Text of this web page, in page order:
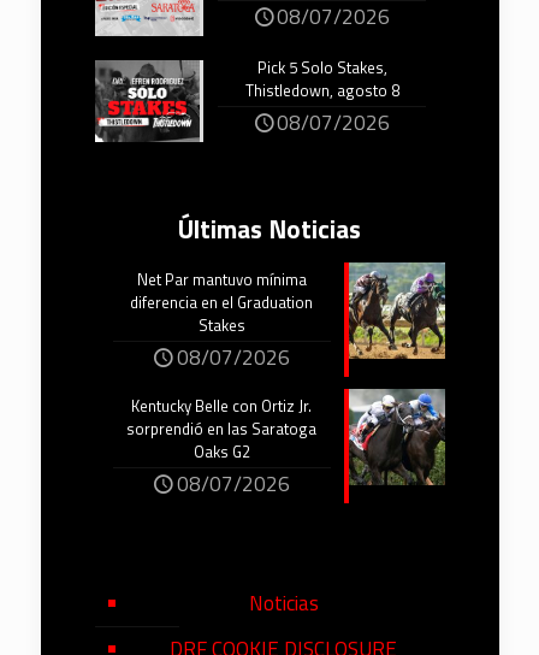
08/07/2026
Pick 5 Solo Stakes,
Thistledown, agosto 8
08/07/2026
Últimas Noticias
Net Par mantuvo mínima
diferencia en el Graduation
Stakes
08/07/2026
Kentucky Belle con Ortiz Jr.
sorprendió en las Saratoga
Oaks G2
08/07/2026
Noticias